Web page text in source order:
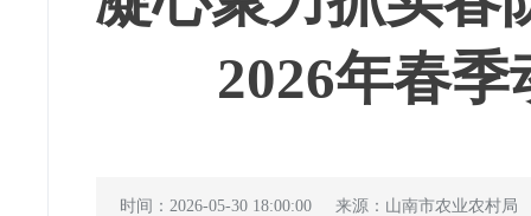
2026年春
时间：2026-05-30 18:00:00 来源：山南市农业农村局